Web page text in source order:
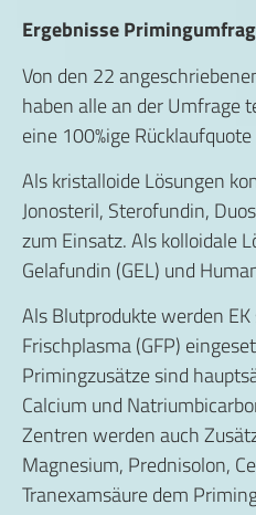
Ergebnisse
Von den 22
haben alle an der Umfrage
eine 100%ige
Als kristalloide Lösungen
Jonosteril, Sterofundin,
zum Einsatz. Als kolloidale
Gelafundin (GEL) und
Als Blutprodukte werden
Frischplasma (GFP)
Primingzusätze sind
Calcium und
Zentren werden auch
Magnesium, Prednisolon,
Tranexamsäure dem